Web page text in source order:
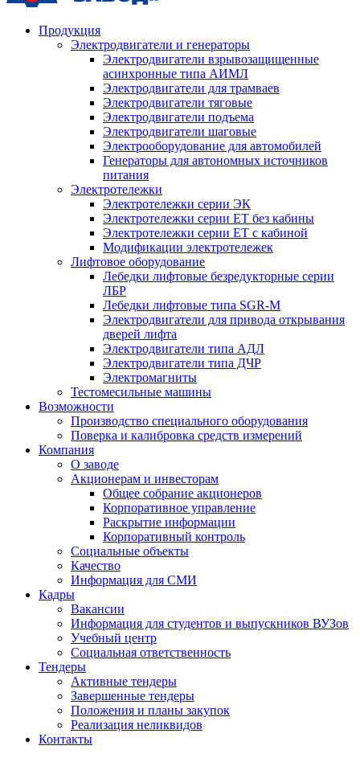
Продукция
Электродвигатели и генераторы
Электродвигатели взрывозащищенные
асинхронные типа АИМЛ
Электродвигатели для трамваев
Электродвигатели тяговые
Электродвигатели подъема
Электродвигатели шаговые
Электрооборудование для автомобилей
Генераторы для автономных источников
питания
Электротележки
Электротележки серии ЭК
Электротележки серии ЕТ без кабины
Электротележки серии ЕТ с кабиной
Модификации электротележек
Лифтовое оборудование
Лебедки лифтовые безредукторные серии
ЛБР
Лебедки лифтовые типа SGR-M
Электродвигатели для привода открывания
дверей лифта
Электродвигатели типа АДЛ
Электродвигатели типа ДЧР
Электромагниты
Тестомесильные машины
Возможности
Производство специального оборудования
Поверка и калибровка средств измерений
Компания
О заводе
Акционерам и инвесторам
Общее собрание акционеров
Корпоративное управление
Раскрытие информации
Корпоративный контроль
Социальные объекты
Качество
Информация для СМИ
Кадры
Вакансии
Информация для студентов и выпускников ВУЗов
Учебный центр
Социальная ответственность
Тендеры
Активные тендеры
Завершенные тендеры
Положения и планы закупок
Реализация неликвидов
Контакты